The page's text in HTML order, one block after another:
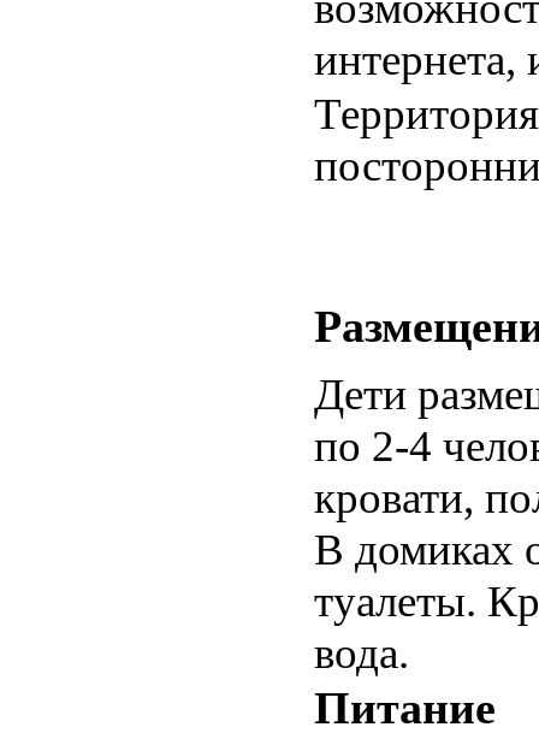
интернета,
Дети
по 2-4
кровати,
В домиках
туалеты.
вода.
Питание